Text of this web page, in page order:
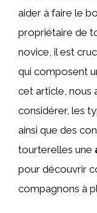
aider à faire le
propriétaire de
novice, il est
qui composent
cet article, nous
considérer, les
ainsi que des
tourterelles une
pour découvrir
compagnons à